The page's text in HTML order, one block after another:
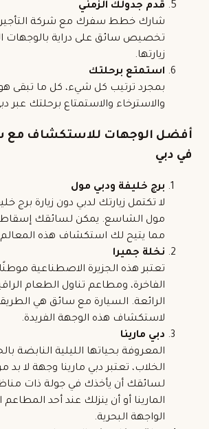
قدم جدولك الزمني
شارك خطط سفرك مع شركة التأجير
تخصيص سائق على دراية بالوجهات
زيارتها.
استمتع برحلتك
بمجرد ترتيب كل شيء، كل ما تبقى
والاسترخاء والاستمتاع برحلتك عبر
أفضل الوجهات للاستكشاف مع
في دبي
برج خليفة ودبي مول
لا تكتمل زيارتك لدبي دون زيارة برج
مول الشاسع. يمكن لسائقك
مما يتيح لك استكشاف هذه
نخلة جميرا
تعتبر هذه الجزيرة الاصطناعية
الفاخرة، ومطاعم تناول الطعام
الرائعة. السيارة مع سائق هي
لاستكشاف هذه الوجهة الفريدة.
دبي مارينا
المعروفة بحياتها الليلية النابضة
الخلاب، تعتبر دبي مارينا وجهة لا بد
لسائقك أن يأخذك في جولة ذات
المارينا أو أن ينزلك عند أحد
الواجهة البحرية.